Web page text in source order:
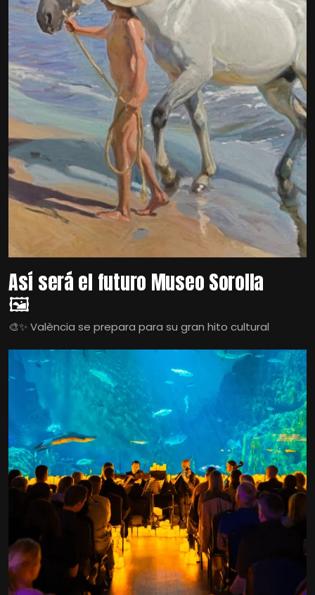
Así será el futuro Museo Sorolla
🖼️
🎨✨ València se prepara para su gran hito cultural